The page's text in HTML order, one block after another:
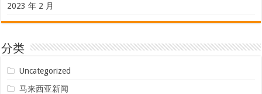
2023 年 2 月
分类
Uncategorized
马来西亚新闻